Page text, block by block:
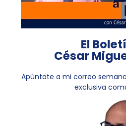
El
César
Apúntate a mi correo
exclusiva